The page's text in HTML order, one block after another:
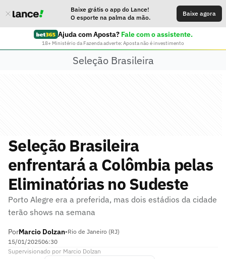
Baixe grátis o app do Lance!
O esporte na palma da mão.
Baixe agora
Ajuda com Aposta? Fale com o assistente.
18+ Ministério da Fazenda adverte: Aposta não é investimento
Seleção Brasileira
Seleção Brasileira
enfrentará a Colômbia pelas
Eliminatórias no Sudeste
Porto Alegre era a preferida, mas dois estádios da cidade
terão shows na semana
PorMarcio Dolzan•Rio de Janeiro (RJ)
15/01/202506:30
Supervisionado por Marcio Dolzan